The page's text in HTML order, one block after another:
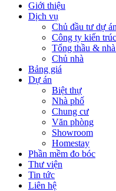
Giới thiệu
Dịch vụ
Chủ đầu tư dự án
Công ty kiến trúc
Tổng thầu &
Chủ nhà
Bảng giá
Dự án
Biệt thự
Nhà phố
Chung cư
Văn phòng
Showroom
Homestay
Phần mềm đo bóc
Thư viện
Tin tức
Liên hệ